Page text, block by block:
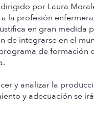
por Laura
la profesión
en gran
integrarse en el
de
y analizar la
y adecuación se